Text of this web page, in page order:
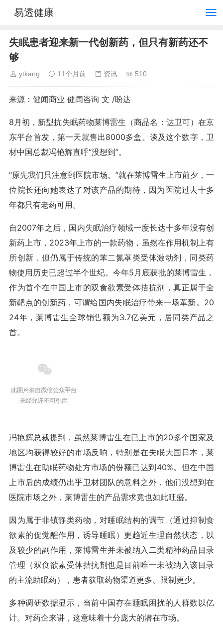
易透健康
失眠患者迎来新一代创新药，但只有新药还不
够
ytkang 11个月前 资讯 510
来源：健闻商业 健闻咨询 文 /盼达
8月初，新型抗失眠药物莱博雷生（商品名：达卫可）在京
东平台首发，第一天就售出8000多盒。谈及这个数字，卫
材中国总裁冯艳辉直呼“没想到”。
“原先我们只注意到医院市场。”就在莱博雷生上市前夕，一
位院长还向她表达了对该产品的期待，因为医院过去十多
年都只有老药可用。
自2007年之后，国内失眠治疗领域一度长达十多年没有创
新药上市，2023年上市的一款药物，虽然在作用机制上有
所创新，但仍属于传统的苯二氮䓬类受体激动剂，同类药
物使用历史已超过半个世纪。今年5月底获批的莱博雷生，
作为首个在中国上市的双食欲素受体拮抗剂，真正属于全
新靶点的创新药，可谓给国内失眠治疗带来一场革新。20
24年，莱博雷生全球销售额为3.7亿美元，居同类产品之
首。
冯艳辉总裁提到，虽然莱博雷生在已上市的20多个国家及
地区均获得较好的市场反响，特别是在失眠大国日本，莱
博雷生在助眠药物处方市场的份额已达到40%。但在中国
上市后的成绩仍出乎卫材团队的意料之外，他们没想到在
医院市场之外，莱博雷生的产品需求竟也如此旺盛。
因为属于非镇静类药物，对睡眠结构的调节（通过抑制食
欲素的促觉醒作用，诱导睡眠）更趋近生理自然状态，以
及较少的副作用，莱博雷生并未被纳入二类精神药品目录
管理（双食欲素受体拮抗剂也是目前唯一未被纳入该目录
的主流助眠药），患者获取药物渠道更多、限制更少。
多种调研数据显示，当前中国存在睡眠困扰的人群数以亿
计。对药企来讲，这意味着十分庞大的潜在市场。